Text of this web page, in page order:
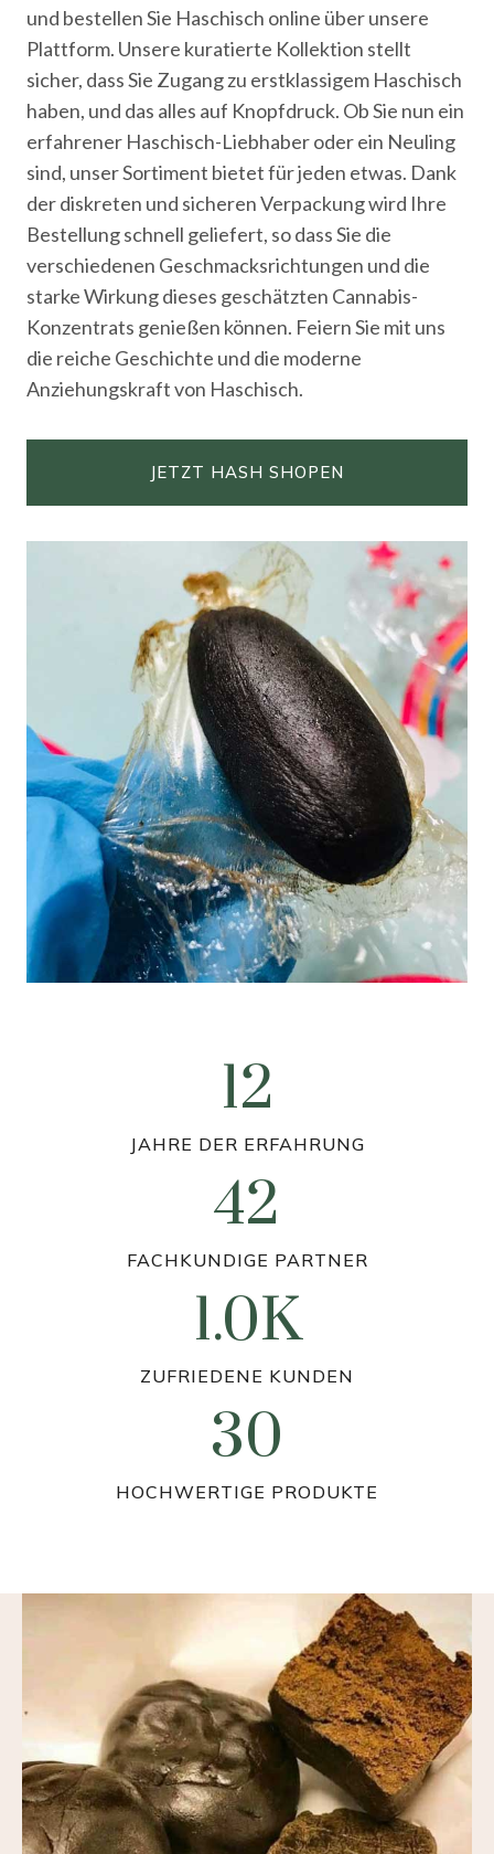
und bestellen Sie Haschisch online über unsere
Plattform. Unsere kuratierte Kollektion stellt
sicher, dass Sie Zugang zu erstklassigem Haschisch
haben, und das alles auf Knopfdruck. Ob Sie nun ein
erfahrener Haschisch-Liebhaber oder ein Neuling
sind, unser Sortiment bietet für jeden etwas. Dank
der diskreten und sicheren Verpackung wird Ihre
Bestellung schnell geliefert, so dass Sie die
verschiedenen Geschmacksrichtungen und die
starke Wirkung dieses geschätzten Cannabis-
Konzentrats genießen können. Feiern Sie mit uns
die reiche Geschichte und die moderne
Anziehungskraft von Haschisch.
JETZT HASH SHOPEN
12
JAHRE DER ERFAHRUNG
42
FACHKUNDIGE PARTNER
1.0K
ZUFRIEDENE KUNDEN
30
HOCHWERTIGE PRODUKTE